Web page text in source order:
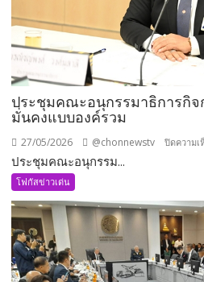
ประชุมคณะอนุกรรมาธิการกิจ
มั่นคงแบบองค์รวม
27/05/2026 @chonnewstv ปิดความเ
ประชุมคณะอนุกรรม...
โฟกัสข่าวเด่น